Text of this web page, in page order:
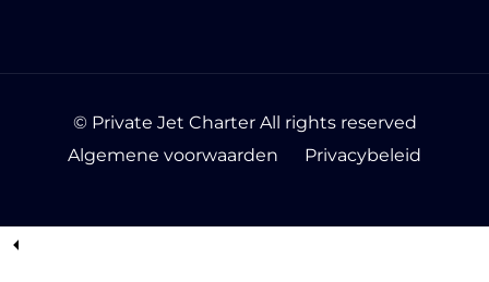
© Private Jet Charter All rights reserved
Algemene voorwaarden
Privacybeleid